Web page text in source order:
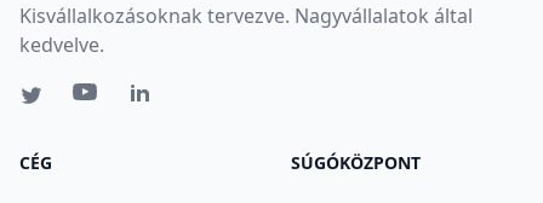
Kisvállalkozásoknak tervezve. Nagyvállalatok által
kedvelve.
CÉG SÚGÓKÖZPONT